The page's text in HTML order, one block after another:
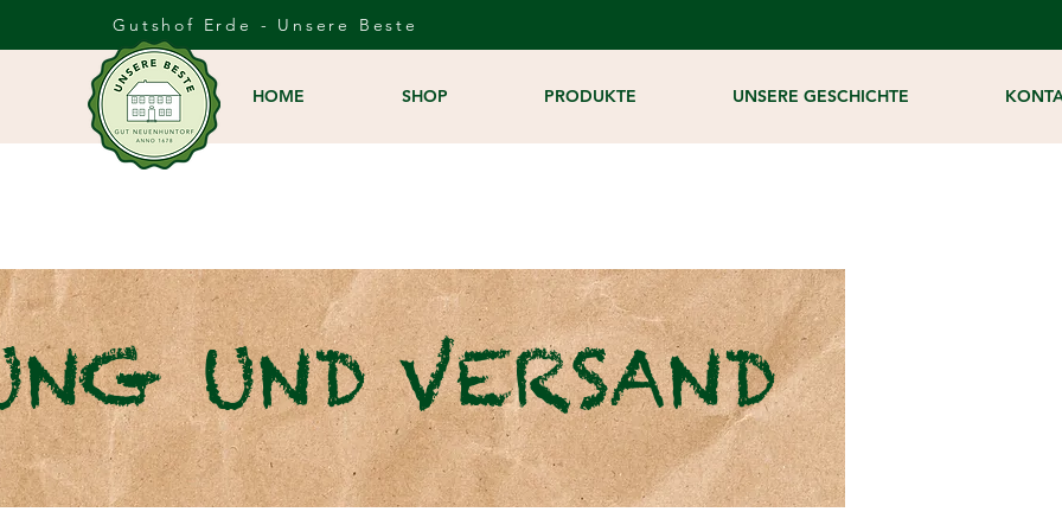
Gutshof Erde - Unsere Beste
HOME SHOP PRODUKTE UNSERE GESCHICHTE
UND VERSAND